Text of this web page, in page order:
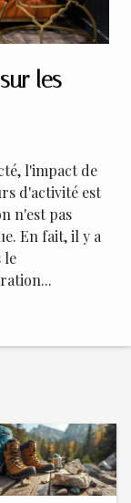
les
l'impact de
d'activité est
n'est pas
En fait, il y a
le